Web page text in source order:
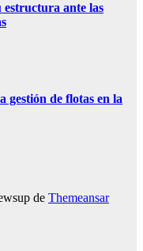
ante las
gestión de flotas en la
de Themeansar